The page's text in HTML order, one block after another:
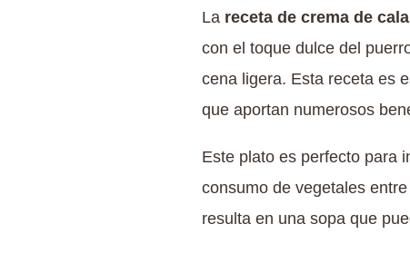
La receta de crema de
con el toque dulce del
cena ligera. Esta receta es
que aportan numerosos
Este plato es perfecto para
consumo de vegetales
resulta en una sopa que